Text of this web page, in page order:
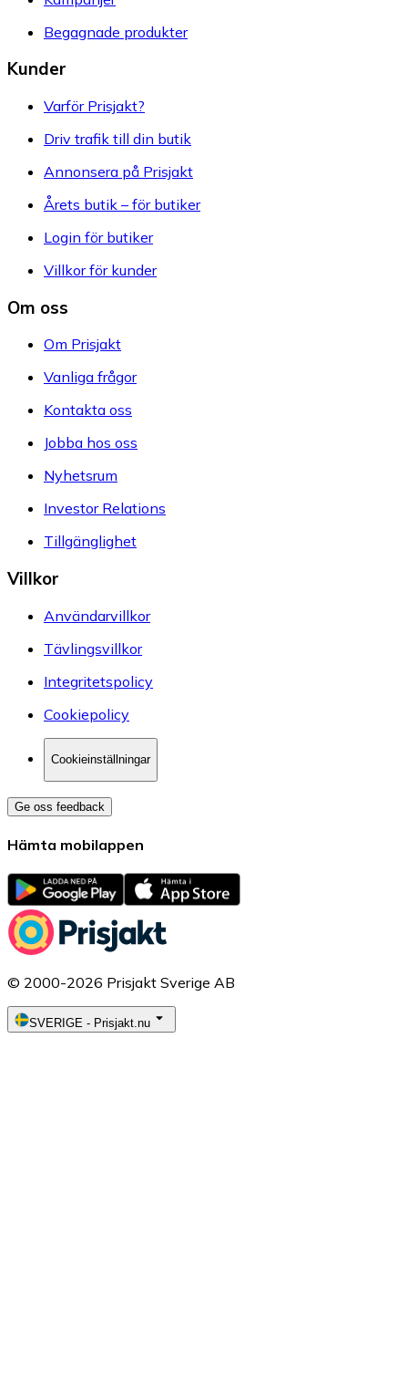
Begagnade produkter
Kunder
Varför Prisjakt?
Driv trafik till din butik
Annonsera på Prisjakt
Årets butik – för butiker
Login för butiker
Villkor för kunder
Om oss
Om Prisjakt
Vanliga frågor
Kontakta oss
Jobba hos oss
Nyhetsrum
Investor Relations
Tillgänglighet
Villkor
Användarvillkor
Tävlingsvillkor
Integritetspolicy
Cookiepolicy
Cookieinställningar
Ge oss feedback
Hämta mobilappen
© 2000-2026 Prisjakt Sverige AB
SVERIGE - Prisjakt.nu